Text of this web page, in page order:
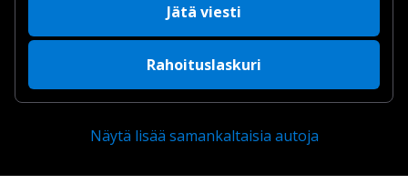
Jätä viesti
Rahoituslaskuri
Näytä lisää samankaltaisia autoja